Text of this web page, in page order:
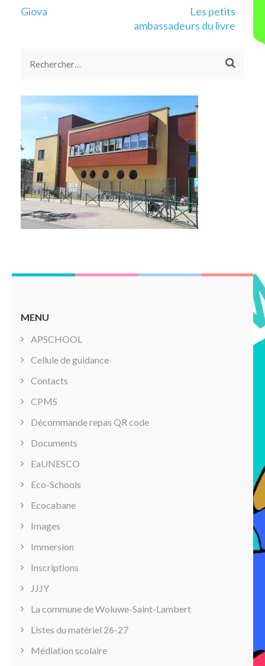
Navigation
Giova
Les petits
ambassadeurs du livre
Rechercher :
MENU
APSCHOOL
Cellule de guidance
Contacts
CPMS
Décommande repas QR code
Documents
EaUNESCO
Eco-Schools
Ecocabane
Images
Immersion
Inscriptions
JJJY
La commune de Woluwe-Saint-Lambert
Listes du matériel 26-27
Médiation scolaire